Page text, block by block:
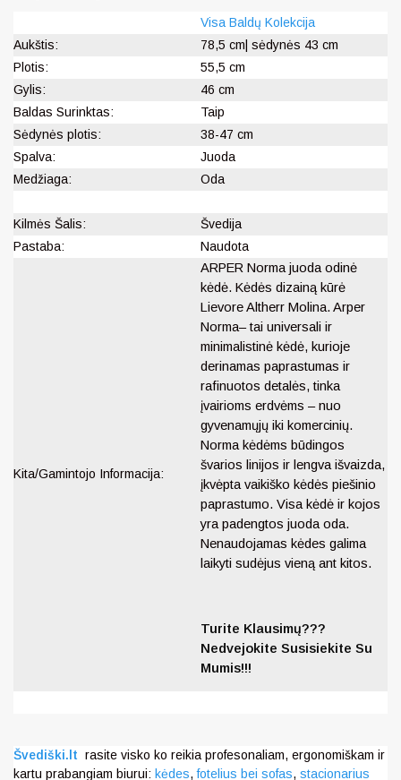
Visa Baldų Kolekcija
Aukštis:
78,5 cm| sėdynės 43 cm
Plotis:
55,5 cm
Gylis:
46 cm
Baldas Surinktas:
Taip
Sėdynės plotis:
38-47 cm
Spalva:
Juoda
Medžiaga:
Oda
Kilmės Šalis:
Švedija
Pastaba:
Naudota
Kita/Gamintojo Informacija:
ARPER Norma juoda odinė
kėdė. Kėdės dizainą kūrė
Lievore Altherr Molina. Arper
Norma– tai universali ir
minimalistinė kėdė, kurioje
derinamas paprastumas ir
rafinuotos detalės, tinka
įvairioms erdvėms – nuo ​​
gyvenamųjų iki komercinių.
Norma kėdėms būdingos
švarios linijos ir lengva išvaizda,
įkvėpta vaikiško kėdės piešinio
paprastumo. Visa kėdė ir kojos
yra padengtos juoda oda.
Nenaudojamas kėdes galima
laikyti sudėjus vieną ant kitos.
Turite Klausimų???
Nedvejokite Susisiekite Su
Mumis!!!
Švediški.lt rasite visko ko reikia profesonaliam, ergonomiškam ir
kartu prabangiam biurui: kėdes,fotelius bei sofas, stacionarius